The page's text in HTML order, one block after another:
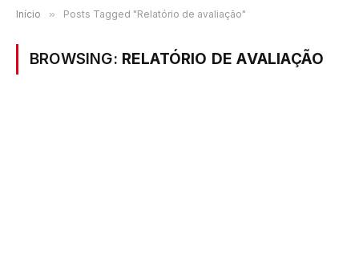
Início » Posts Tagged "Relatório de avaliação"
BROWSING: RELATÓRIO DE AVALIAÇÃO